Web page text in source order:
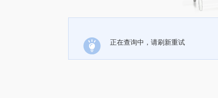
正在查询中，请刷新重试